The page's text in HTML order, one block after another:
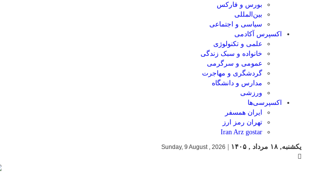
بورس و فارکس
بین‌المللی
سیاسی و اجتماعی
اکسپرس آکادمی
علمی و تکنولوژی
خانواده و سبک زندگی
عمومی و سرگرمی
گردشگری و مهاجرت
مدارس و دانشگاه
ورزشی
اکسپرسی‌ها
ایران همسفر
تهران رمز ارز
Iran Arz gostar
یکشنبه, ۱۸ مرداد , ۱۴۰۵
Sunday, 9 August , 2026